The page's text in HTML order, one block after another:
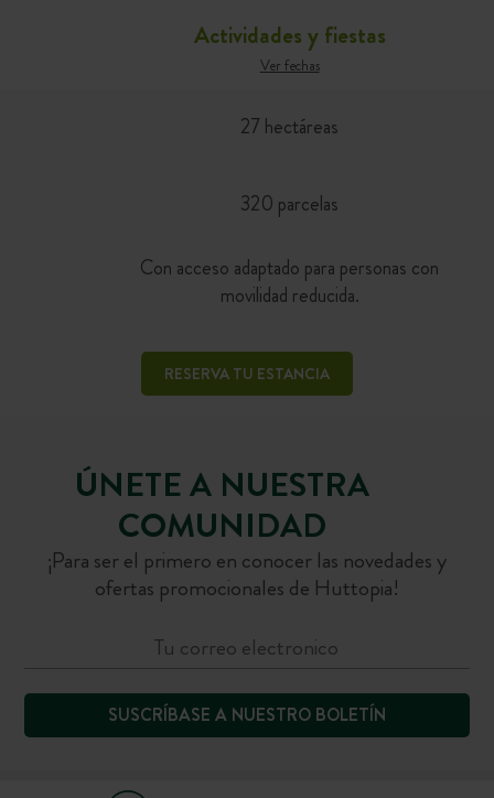
Actividades y fiestas
Ver fechas
27 hectáreas
320 parcelas
Con acceso adaptado para personas con
movilidad reducida.
RESERVA TU ESTANCIA
ÚNETE A NUESTRA
COMUNIDAD
¡Para ser el primero en conocer las novedades y
ofertas promocionales de Huttopia!
SUSCRÍBASE A NUESTRO BOLETÍN